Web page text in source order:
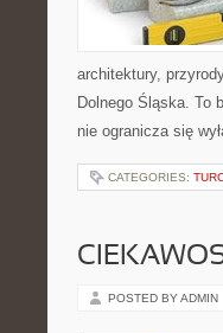
architektury,
Dolnego Śląska. To
nie ogranicza się
CATEGORIES:
POSTED BY ADMIN